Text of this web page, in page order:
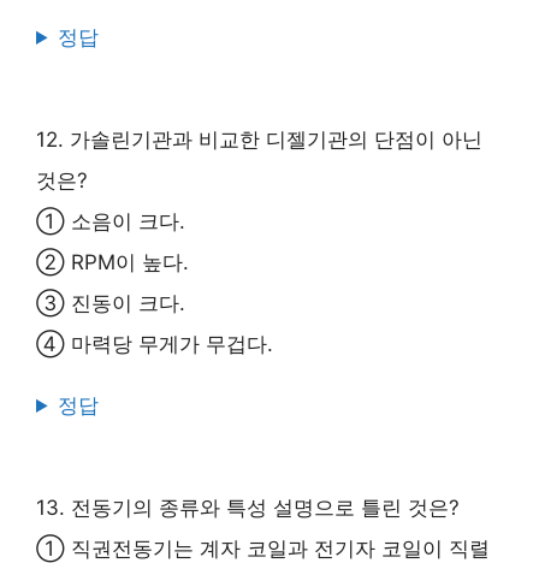
정답
12. 가솔린기관과 비교한 디젤기관의 단점이 아닌
것은?
① 소음이 크다.
② RPM이 높다.
③ 진동이 크다.
④ 마력당 무게가 무겁다.
정답
13. 전동기의 종류와 특성 설명으로 틀린 것은?
① 직권전동기는 계자 코일과 전기자 코일이 직렬